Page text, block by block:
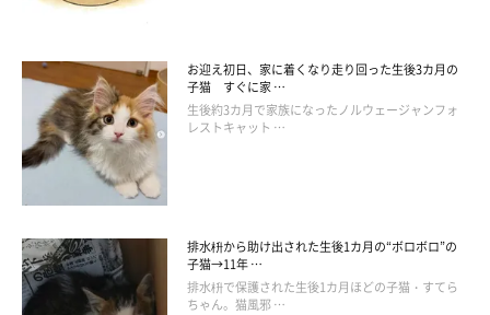
お迎え初日、家に着くなり走り回った生後3カ月の
子猫 すぐに家 …
生後約3カ月で家族になったノルウェージャンフォ
レストキャット …
排水枡から助け出された生後1カ月の“ボロボロ”の
子猫→11年 …
排水枡で保護された生後1カ月ほどの子猫・すてら
ちゃん。猫風邪 …